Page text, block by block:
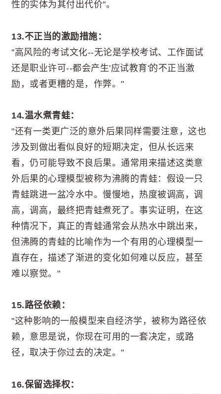
性的实体为其付出代价"。
13.不正当的激励措施：
"高风险的考试文化--无论是学校考试、工作面试
还是职业许可--都会产生'应试教育'的不正当激
励，或者更糟的是，作弊。"
14.温水煮青蛙：
"还有一类更广泛的意外后果同样需要注意，这也
涉及到做出看似良好的短期决定，但从长远来
看，仍可能导致不良后果。通常用来描述这类意
外后果的心理模型被称为沸腾的青蛙：假设一只
青蛙跳进一盆冷水中。慢慢地，热度被调高，调
高，调高，最终把青蛙煮死了。事实证明，在这
种情况下，真正的青蛙通常会从热水中跳出来，
但沸腾的青蛙的比喻作为一个有用的心理模型一
直存在，描述了渐进的变化如何难以反应，甚至
难以察觉。"
15.路径依赖：
"这种影响的一般模型来自经济学，被称为路径依
赖，意思是说，你现在可用的一套决定，或路
径，取决于你过去的决定。"
16.保留选择权：